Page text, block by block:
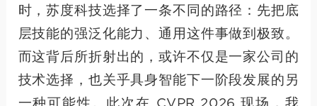
时，苏度科技选择了一条不同的路径：先把底
层技能的强泛化能力、通用这件事做到极致。
而这背后所折射出的，或许不仅是一家公司的
技术选择，也关乎具身智能下一阶段发展的另